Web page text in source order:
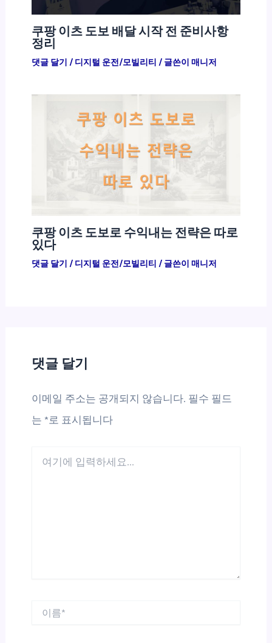
쿠팡 이츠 도보 배달 시작 전 준비사항
정리
댓글 달기 / 디지털 운전/모빌리티 / 글쓴이 매니저
쿠팡 이츠 도보로 수익내는 전략은 따로
있다
댓글 달기 / 디지털 운전/모빌리티 / 글쓴이 매니저
댓글 달기
이메일 주소는 공개되지 않습니다. 필수 필드
는 *로 표시됩니다